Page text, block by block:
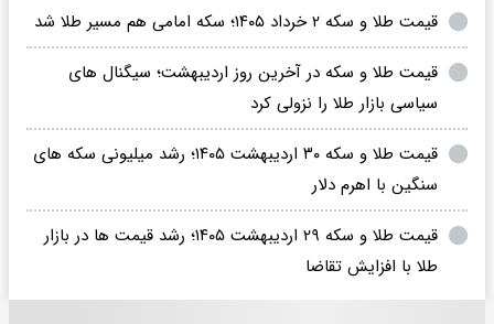
قیمت طلا و سکه ۲ خرداد ۱۴۰۵؛ سکه امامی هم مسیر طلا شد
قیمت طلا و سکه در آخرین روز اردیبهشت؛ سیگنال های
سیاسی بازار طلا را نزولی کرد
قیمت طلا و سکه ۳۰ اردیبهشت ۱۴۰۵؛ رشد میلیونی سکه های
سنگین با اهرم دلار
قیمت طلا و سکه ۲۹ اردیبهشت ۱۴۰۵؛ رشد قیمت ها در بازار
طلا با افزایش تقاضا